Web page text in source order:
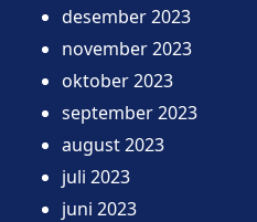
desember 2023
november 2023
oktober 2023
september 2023
august 2023
juli 2023
juni 2023